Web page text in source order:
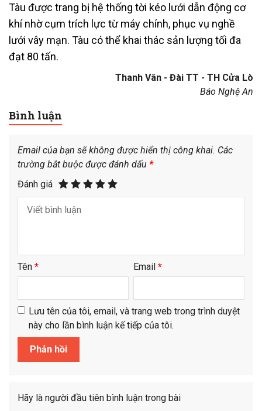
Tàu được trang bị hệ thống tời kéo lưới dẫn động cơ
khí nhờ cụm trích lực từ máy chính, phục vụ nghề
lưới vây mạn. Tàu có thể khai thác sản lượng tối đa
đạt 80 tấn.
Thanh Vân - Đài TT - TH Cửa Lò
Báo Nghệ An
Bình luận
Email của bạn sẽ không được hiển thị công khai. Các
trường bắt buộc được đánh dấu *
Đánh giá
Tên * Email *
Lưu tên của tôi, email, và trang web trong trình duyệt
này cho lần bình luận kế tiếp của tôi.
Hãy là người đầu tiên bình luận trong bài